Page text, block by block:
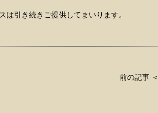
は引き続きご提供してまいります。
前の記事 ＜